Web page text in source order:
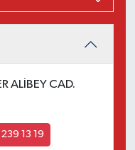
ALİBEY CAD.
13 19